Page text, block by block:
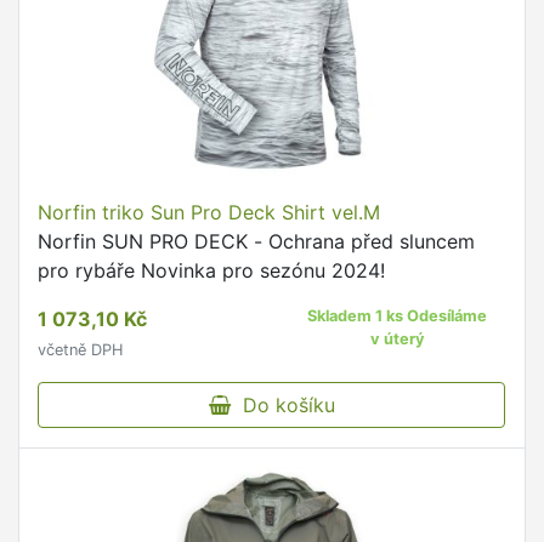
Norfin triko Sun Pro Deck Shirt vel.M
Norfin SUN PRO DECK - Ochrana před sluncem
pro rybáře Novinka pro sezónu 2024!
1 073,10 Kč
včetně DPH
Skladem 1 ks Odesíláme
v úterý
Do košíku